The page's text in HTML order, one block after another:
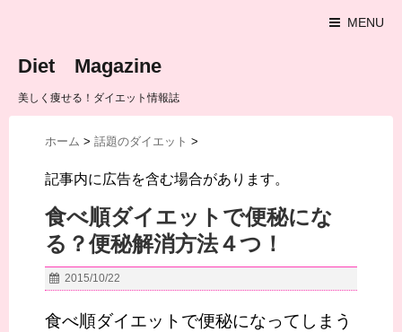
MENU
Diet Magazine
美しく痩せる！ダイエット情報誌
ホーム > 話題のダイエット >
記事内に広告を含む場合があります。
食べ順ダイエットで便秘にな
る？便秘解消方法４つ！
2015/10/22
食べ順ダイエットで便秘になってしまう